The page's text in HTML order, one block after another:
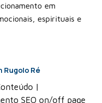
em
espirituais e
Rugolo Ré
|
SEO on/off page